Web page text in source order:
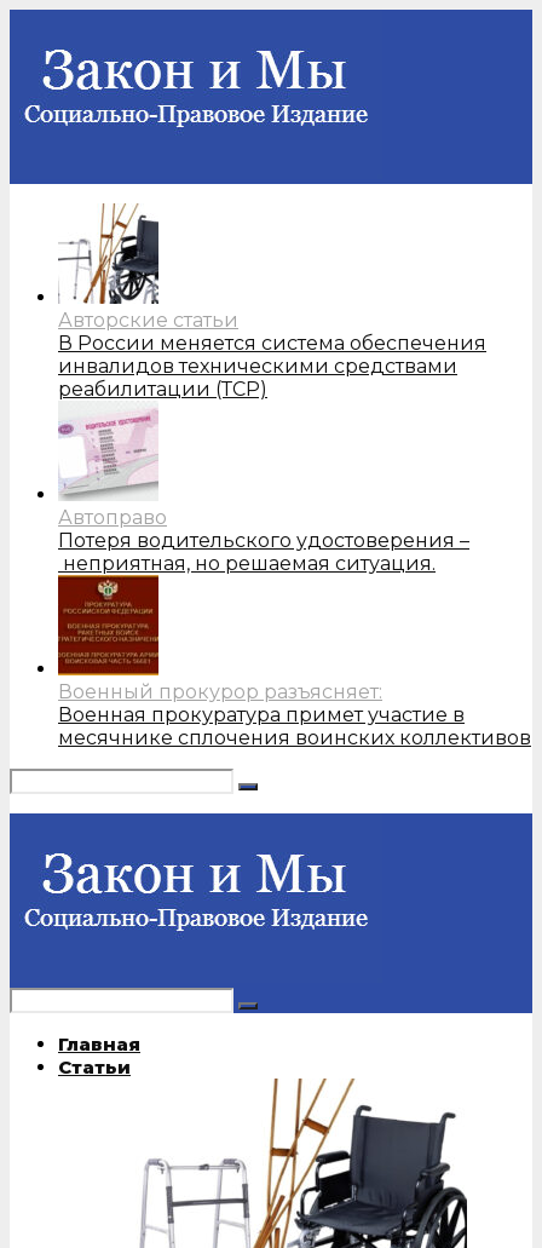
Авторские статьи
В России меняется система обеспечения
инвалидов техническими средствами
реабилитации (ТСР)
Автоправо
Потеря водительского удостоверения –
неприятная, но решаемая ситуация.
Военный прокурор разъясняет:
Военная прокуратура примет участие в
месячнике сплочения воинских коллективов
Главная
Статьи